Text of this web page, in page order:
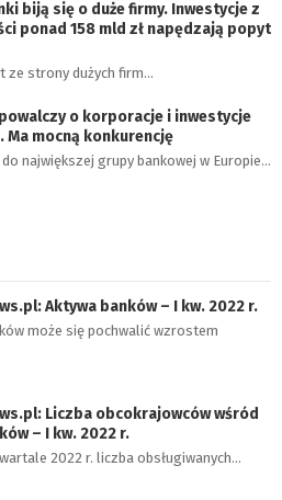
biją się o duże firmy. Inwestycje z
ponad 158 mld zł napędzają popyt
ze strony dużych firm…
o korporacje i inwestycje
mocną konkurencję
największej grupy bankowej w Europie…
Aktywa banków – I kw. 2022 r.
może się pochwalić wzrostem
Liczba obcokrajowców wśród
– I kw. 2022 r.
2022 r. liczba obsługiwanych…